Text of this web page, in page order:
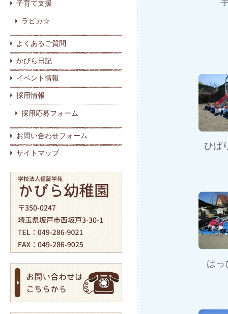
子育て支援
ラピカ☆
よくあるご質問
かぴら日記
イベント情報
採用情報
採用応募フォーム
お問い合わせフォーム
サイトマップ
ひば
はっ